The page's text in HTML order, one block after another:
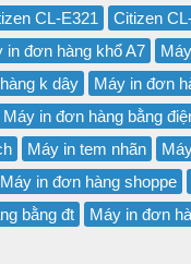
CL-E321 Citizen
in đơn hàng khổ A7
k dây
Máy in đơn
Máy in đơn hàng bằng
Máy in tem nhãn
Máy in đơn hàng shoppe
bằng đt Máy in đơn